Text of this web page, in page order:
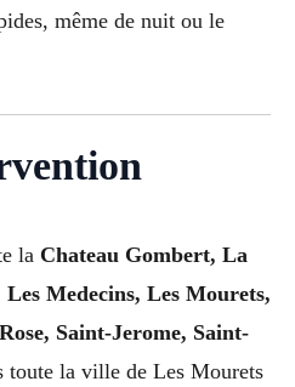
même de nuit ou le
la Chateau Gombert, La
Medecins, Les Mourets,
Saint-Jerome, Saint-
toute la ville de Les Mourets